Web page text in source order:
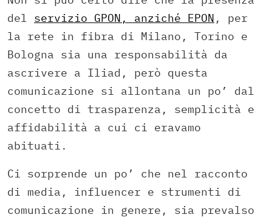
del servizio GPON, anziché EPON , per
la rete in fibra di Milano, Torino e
Bologna sia una responsabilità da
ascrivere a Iliad, però questa
comunicazione si allontana un po’ dal
concetto di trasparenza, semplicità e
affidabilità a cui ci eravamo
abituati.
Ci sorprende un po’ che nel racconto
di media, influencer e strumenti di
comunicazione in genere, sia prevalso